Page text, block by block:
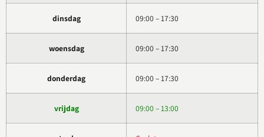
dinsdag 09:00 – 17:30
woensdag 09:00 – 17:30
donderdag 09:00 – 17:30
vrijdag 09:00 – 13:00